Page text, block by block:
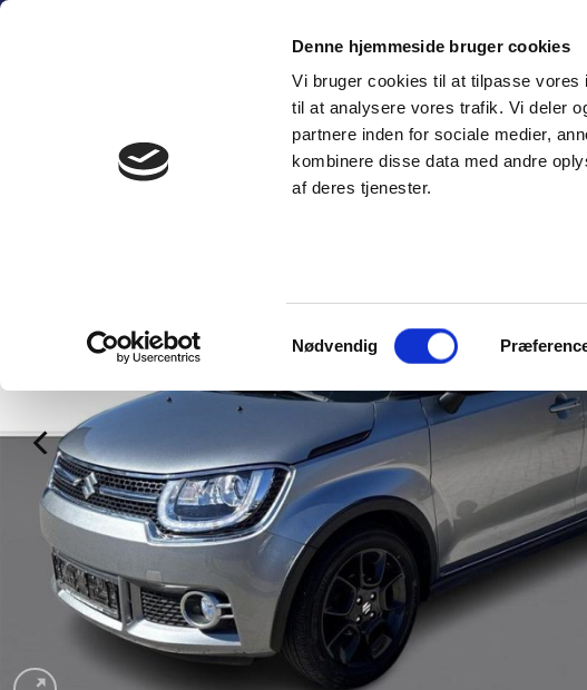
Denne hjemmeside bruger cookies
Vi bruger cookies til at tilpasse vores
til at analysere vores trafik. Vi deler
partnere inden for sociale medier,
kombinere disse data med andre
af deres tjenester.
Samtykkevalg
Nødvendig
Fortsæt
SÆLG PERSONBIL SÆLG